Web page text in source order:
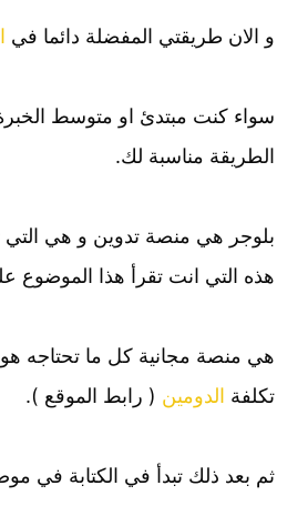
و الان طريقتي المفضلة دائما في
سواء كنت مبتدئ او متوسط الخبرة
الطريقة مناسبة لك.
بلوجر هي منصة تدوين و هي التي
هذه التي انت تقرأ هذا الموضوع
تكلفةالدومين( رابط الموقع ).
ثم بعد ذلك تبدأ في الكتابة في